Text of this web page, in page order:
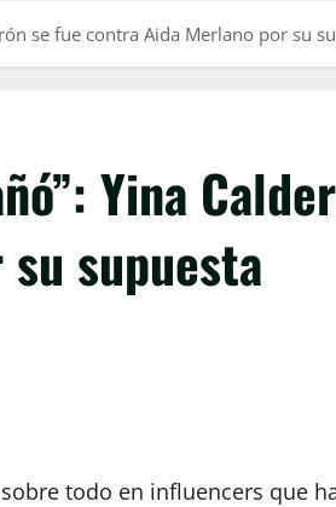
se fue contra Aida Merlano por su
Yina
supuesta
todo en influencers que